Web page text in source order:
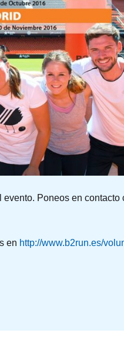
Poneos en contacto
en http://www.b2run.es/